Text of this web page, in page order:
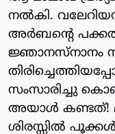
നല്‍കി.
അര്‍ബന്റെ
ജ്ഞാനസ്‌നാനം
സംസാരിച്ചു
അയാള്‍ കണ്ടത്!
ശിരസ്സില്‍